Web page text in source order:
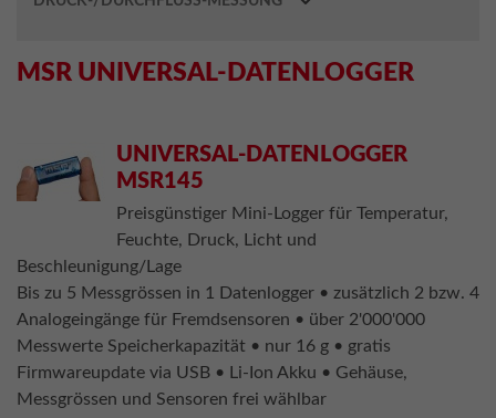
MSR UNIVERSAL-DATENLOGGER
UNIVERSAL-DATENLOGGER
MSR145
Preisgünstiger Mini-Logger für Temperatur,
Feuchte, Druck, Licht und
Beschleunigung/Lage
Bis zu 5 Messgrössen in 1 Datenlogger • zusätzlich 2 bzw. 4
Analogeingänge für Fremdsensoren • über 2'000'000
Messwerte Speicherkapazität • nur 16 g • gratis
Firmwareupdate via USB • Li-Ion Akku • Gehäuse,
Messgrössen und Sensoren frei wählbar